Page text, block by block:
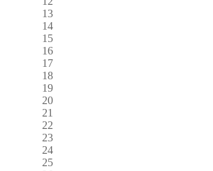
13
14
15
16
17
18
19
20
21
22
23
24
25